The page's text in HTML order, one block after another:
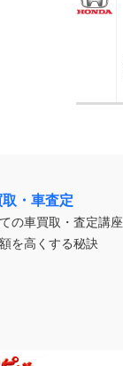
・車査定
の車買取・査定講座
を高くする秘訣